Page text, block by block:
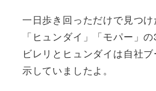
一日歩き回っただけで見つけ
「ヒュンダイ」「モパー」
ビレリとヒュンダイは自社
示していましたよ。